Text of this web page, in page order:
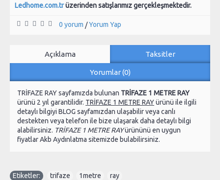
Ledhome.com.trüzerinden satışlarımız gerçekleşmektedir.
0 yorum /Yorum Yap
Açıklama Taksitler
Yorumlar (0)
TRİFAZE RAY sayfamızda bulunan TRİFAZE 1 METRE RAY
ürünü 2 yıl garantilidir. TRİFAZE 1 METRE RAYürünü ile ilgili
detaylı bilgiyi BLOG sayfamızdan ulaşabilir veya canlı
destekten veya telefon ile bize ulaşarak daha detaylı bilgi
alabilirsiniz. TRİFAZE 1 METRE RAYürününü en uygun
fiyatlar Akb Aydınlatma sitemizde bulabilirsiniz.
Etiketler: trifaze 1metre ray